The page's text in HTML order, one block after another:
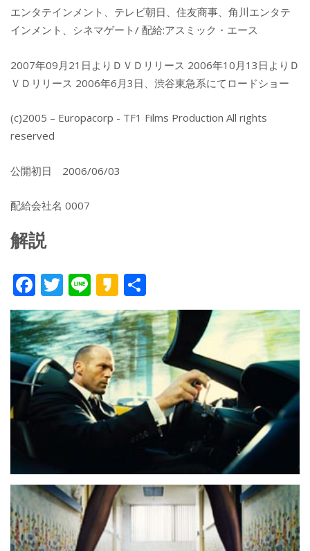
エンタテインメント、テレビ朝日、住友商事、角川エンタテ
インメント、シネマゲート/ 配給:アスミック・エース
2007年09月21日よりＤＶＤリリース 2006年10月13日よりＤ
ＶＤリリース 2006年6月3日、渋谷東急系にてロードショー
(c)2005 – Europacorp - TF1 Films Production All rights
reserved
公開初日 2006/06/03
配給会社名 0007
解説
F
ac
e
b
o
o
T
w
itt
er
Li
n
e
K
a
k
a
o
有